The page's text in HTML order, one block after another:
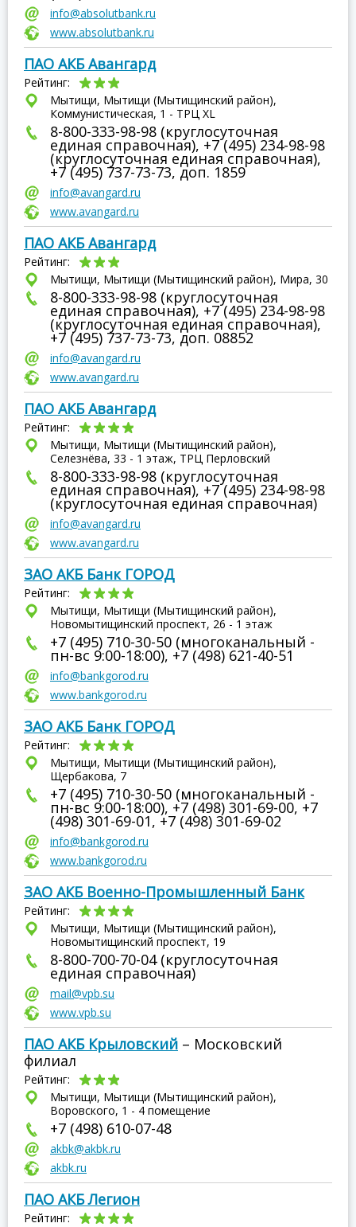
info@absolutbank.ru
www.absolutbank.ru
ПАО АКБ Авангард
Рейтинг:
Мытищи, Мытищи (Мытищинский район),
Коммунистическая, 1 - ТРЦ XL
8-800-333-98-98 (круглосуточная
единая справочная), +7 (495) 234-98-98
(круглосуточная единая справочная),
+7 (495) 737-73-73, доп. 1859
info@avangard.ru
www.avangard.ru
ПАО АКБ Авангард
Рейтинг:
Мытищи, Мытищи (Мытищинский район), Мира, 30
8-800-333-98-98 (круглосуточная
единая справочная), +7 (495) 234-98-98
(круглосуточная единая справочная),
+7 (495) 737-73-73, доп. 08852
info@avangard.ru
www.avangard.ru
ПАО АКБ Авангард
Рейтинг:
Мытищи, Мытищи (Мытищинский район),
Селезнёва, 33 - 1 этаж, ТРЦ Перловский
8-800-333-98-98 (круглосуточная
единая справочная), +7 (495) 234-98-98
(круглосуточная единая справочная)
info@avangard.ru
www.avangard.ru
ЗАО АКБ Банк ГОРОД
Рейтинг:
Мытищи, Мытищи (Мытищинский район),
Новомытищинский проспект, 26 - 1 этаж
+7 (495) 710-30-50 (многоканальный -
пн-вс 9:00-18:00), +7 (498) 621-40-51
info@bankgorod.ru
www.bankgorod.ru
ЗАО АКБ Банк ГОРОД
Рейтинг:
Мытищи, Мытищи (Мытищинский район),
Щербакова, 7
+7 (495) 710-30-50 (многоканальный -
пн-вс 9:00-18:00), +7 (498) 301-69-00, +7
(498) 301-69-01, +7 (498) 301-69-02
info@bankgorod.ru
www.bankgorod.ru
ЗАО АКБ Военно-Промышленный Банк
Рейтинг:
Мытищи, Мытищи (Мытищинский район),
Новомытищинский проспект, 19
8-800-700-70-04 (круглосуточная
единая справочная)
mail@vpb.su
www.vpb.su
ПАО АКБ Крыловский – Московский
филиал
Рейтинг:
Мытищи, Мытищи (Мытищинский район),
Воровского, 1 - 4 помещение
+7 (498) 610-07-48
akbk@akbk.ru
akbk.ru
ПАО АКБ Легион
Рейтинг: